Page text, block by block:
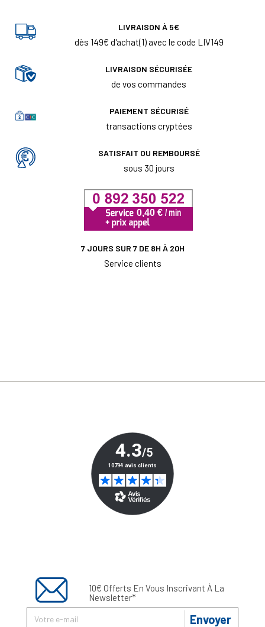
LIVRAISON À 5€
dès 149€ d'achat(1) avec le code LIV149
LIVRAISON SÉCURISÉE
de vos commandes
PAIEMENT SÉCURISÉ
transactions cryptées
SATISFAIT OU REMBOURSÉ
sous 30 jours
7 JOURS SUR 7 DE 8H À 20H
Service clients
10€ Offerts En Vous Inscrivant À La
Newsletter*
Envoyer